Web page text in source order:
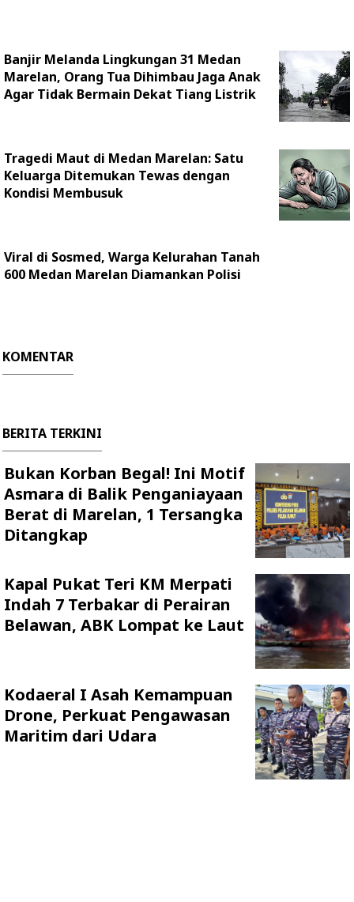
Banjir Melanda Lingkungan 31 Medan
Marelan, Orang Tua Dihimbau Jaga Anak
Agar Tidak Bermain Dekat Tiang Listrik
Tragedi Maut di Medan Marelan: Satu
Keluarga Ditemukan Tewas dengan
Kondisi Membusuk
Viral di Sosmed, Warga Kelurahan Tanah
600 Medan Marelan Diamankan Polisi
KOMENTAR
BERITA TERKINI
Bukan Korban Begal! Ini Motif
Asmara di Balik Penganiayaan
Berat di Marelan, 1 Tersangka
Ditangkap
Kapal Pukat Teri KM Merpati
Indah 7 Terbakar di Perairan
Belawan, ABK Lompat ke Laut
Kodaeral I Asah Kemampuan
Drone, Perkuat Pengawasan
Maritim dari Udara